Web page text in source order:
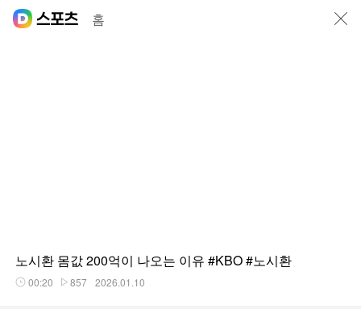
홈
노시환 몸값 200억이 나오는 이유 #KBO #노시환
00:20 857 2026.01.10